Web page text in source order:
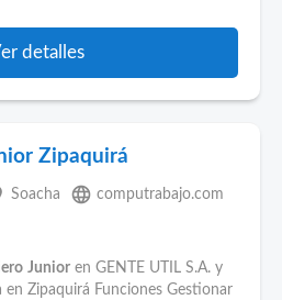
detalles
Zipaquirá
Soacha language computrabajo.com
Junior en GENTE UTIL S.A. y
Zipaquirá Funciones Gestionar